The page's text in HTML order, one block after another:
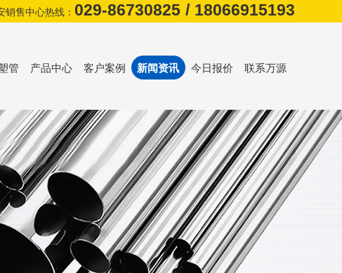
销售中心热线： 029-86730825 / 18066915193
管 产品中心 客户案例 新闻资讯 今日报价 联系万源